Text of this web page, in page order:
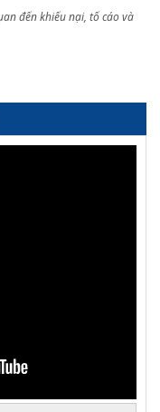
đến khiếu nại, tố cáo và